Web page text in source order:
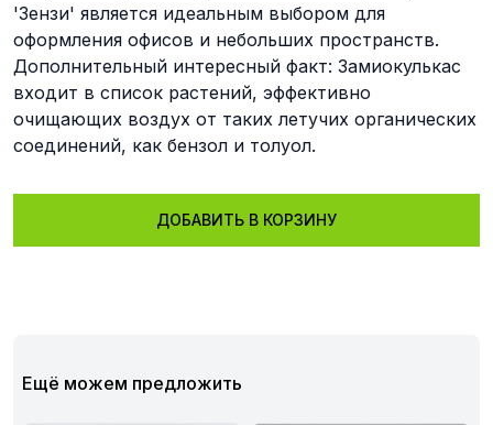
'Зензи' является идеальным выбором для
оформления офисов и небольших пространств.
Дополнительный интересный факт: Замиокулькас
входит в список растений, эффективно
очищающих воздух от таких летучих органических
соединений, как бензол и толуол.
ДОБАВИТЬ В КОРЗИНУ
Ещё можем предложить